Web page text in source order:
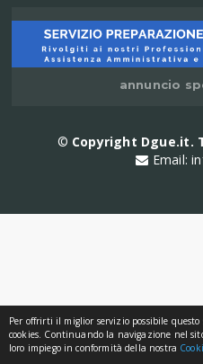
Per offrirti il miglior servizio possibile
cookies. Continuando la navigazione nel
loro impiego in conformità della nostra
annuncio
© Copyright
Email: